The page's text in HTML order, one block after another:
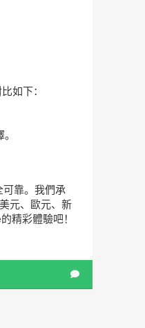
如下：
靠。我們承
元、歐元、新
精彩體驗吧！